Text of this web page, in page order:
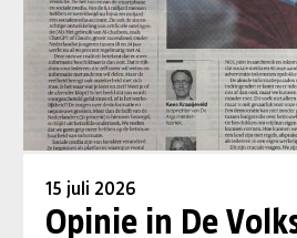
15 juli 2026
Opinie in De